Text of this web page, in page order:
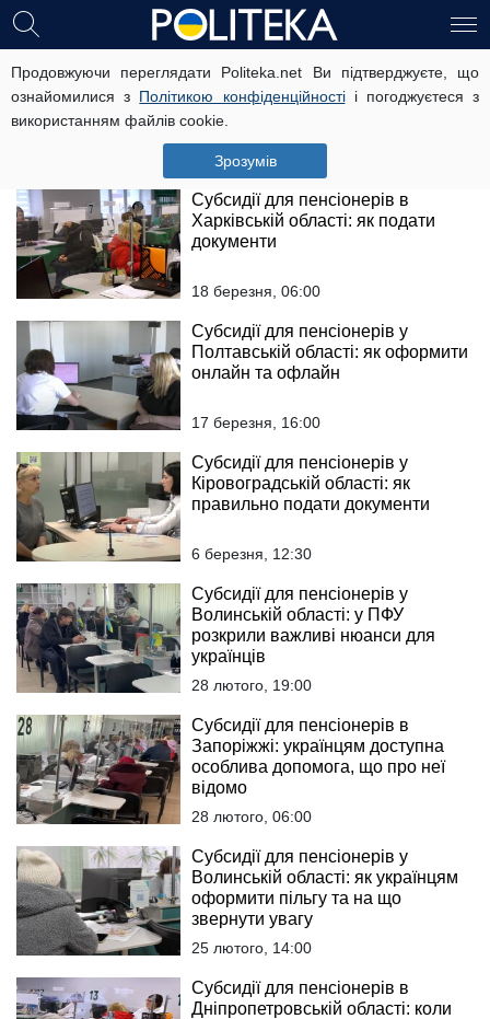
Продовжуючи переглядати Politeka.net Ви підтверджуєте, що
ознайомилися з Політикою конфіденційностіі погоджуєтеся з
використанням файлів cookie.
Зрозумів
Субсидії для пенсіонерів у
Дніпропетровській області:
інструкція для правильного
подання заяви
18 березня, 11:00
Субсидії для пенсіонерів в
Харківській області: як подати
документи
18 березня, 06:00
Субсидії для пенсіонерів у
Полтавській області: як оформити
онлайн та офлайн
17 березня, 16:00
Субсидії для пенсіонерів у
Кіровоградській області: як
правильно подати документи
6 березня, 12:30
Субсидії для пенсіонерів у
Волинській області: у ПФУ
розкрили важливі нюанси для
українців
28 лютого, 19:00
Субсидії для пенсіонерів в
Запоріжжі: українцям доступна
особлива допомога, що про неї
відомо
28 лютого, 06:00
Субсидії для пенсіонерів у
Волинській області: як українцям
оформити пільгу та на що
звернути увагу
25 лютого, 14:00
Субсидії для пенсіонерів в
Дніпропетровській області: коли